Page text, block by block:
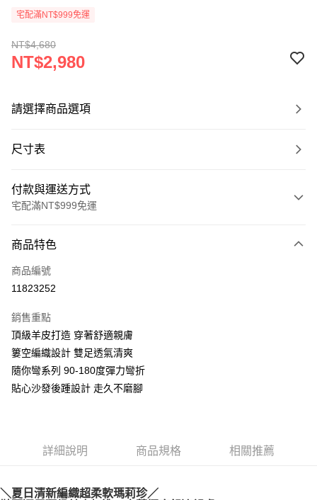
宅配滿NT$999免運
NT$4,680
NT$2,980
請選擇商品選項
尺寸表
付款與運送方式
宅配滿NT$999免運
信用卡一次付款
LINE Pay
街口支付
悠遊付
AFTEE先享後付
便利好安心！
１．簡單：不需註冊會員、不需綁卡、不需儲值。
宅配通
商品特色
商品編號
11823252
銷售重點
頂級羊皮打造 穿著舒適親膚
簍空編織設計 雙足透氣清爽
隨你彎系列 90-180度彈力彎折
貼心沙發後踵設計 走久不磨腳
詳細說明 商品規格 相關推薦
＼夏日清新編織超柔軟瑪莉珍／